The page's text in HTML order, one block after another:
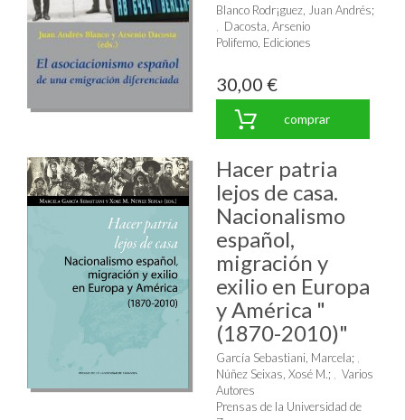
Blanco Rodr¡guez, Juan Andrés;
Dacosta, Arsenio
Polifemo, Ediciones
30,00 €
comprar
Hacer patria
lejos de casa.
Nacionalismo
español,
migración y
exilio en Europa
y América "
(1870-2010)"
García Sebastiani, Marcela;
Núñez Seixas, Xosé M.;
Varios
Autores
Prensas de la Universidad de